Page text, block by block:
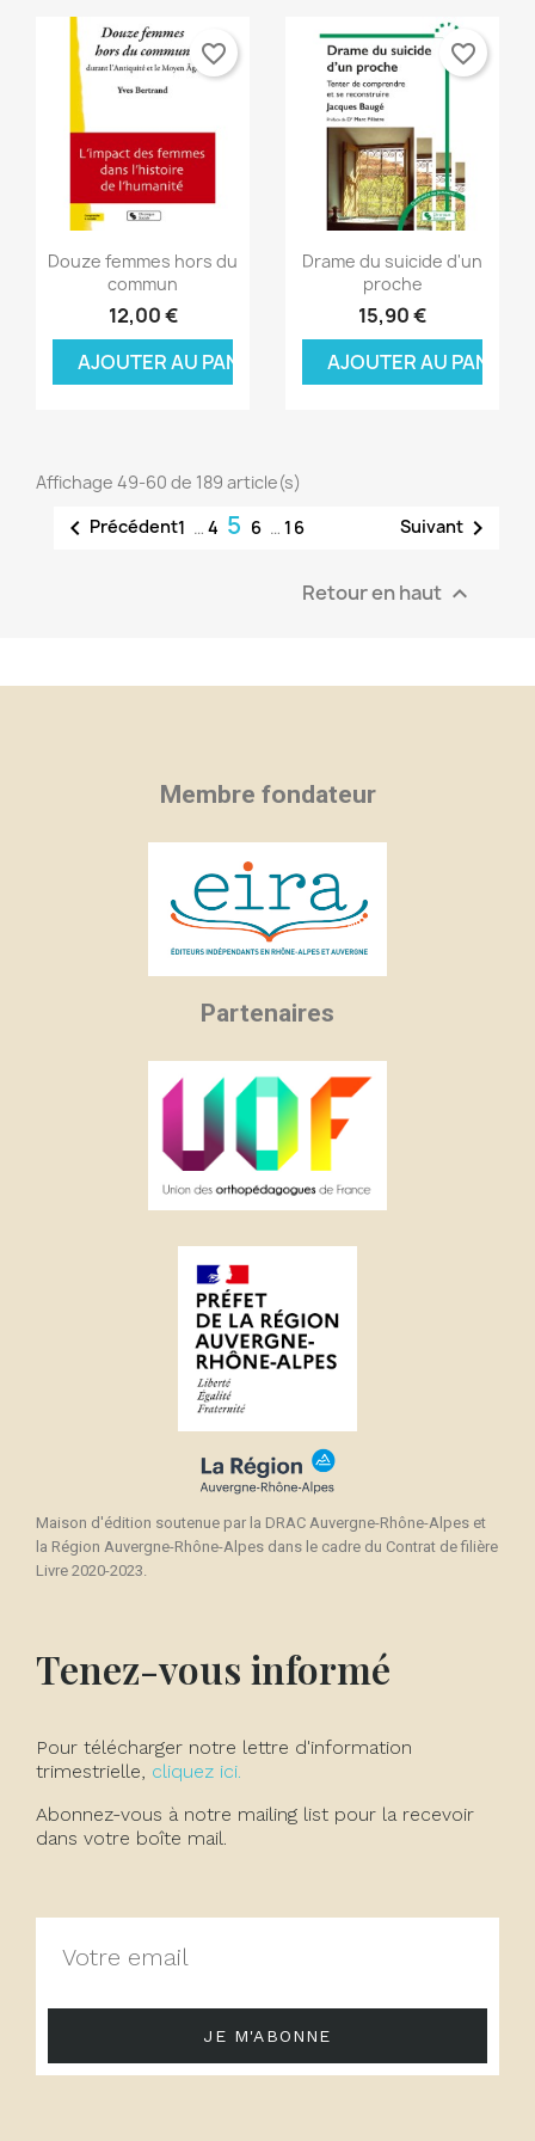
Aperçu rapide
Douze femmes hors du
commun
12,00 €
AJOUTER AU PANIER
favorite_border
Aperçu rapide
Drame du suicide d'un
proche
15,90 €
AJOUTER AU PANIER
favorite_border
Affichage 49-60 de 189 article(s)
 Précédent1 … 4 5 6 … 16 Suivant 
Retour en haut 
Membre fondateur
Partenaires
Maison d'édition soutenue par la DRAC Auvergne-Rhône-Alpes et
la Région Auvergne-Rhône-Alpes dans le cadre du Contrat de filière
Livre 2020-2023.
Tenez-vous informé
Pour télécharger notre lettre d'information
trimestrielle, cliquez ici.
Abonnez-vous à notre mailing list pour la recevoir
dans votre boîte mail.
JE M'ABONNE